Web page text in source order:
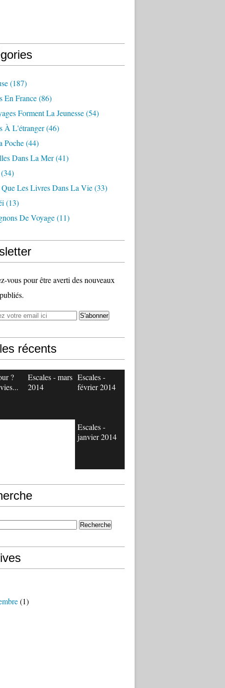
(187)
En France(86)
Forment La Jeunesse(54)
À L'étranger(46)
Poche(44)
Dans La Mer(41)
(34)
Que Les Livres Dans La Vie(33)
(13)
De Voyage(11)
vous pour être averti des nouveaux
récents
?
Escales - mars
2014
Escales -
février 2014
Escales -
janvier 2014
(1)